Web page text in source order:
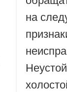
на